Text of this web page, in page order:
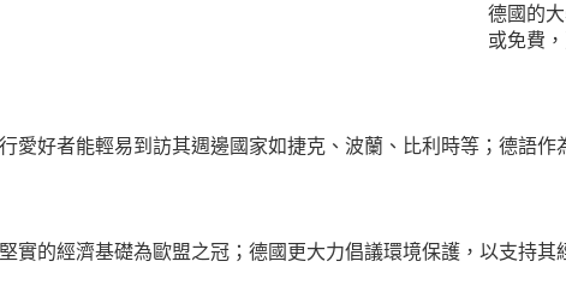
德國的
或免費
愛好者能輕易到訪其週邊國家如捷克、波蘭、比利時等；德語
實的經濟基礎為歐盟之冠；德國更大力倡議環境保護，以支持